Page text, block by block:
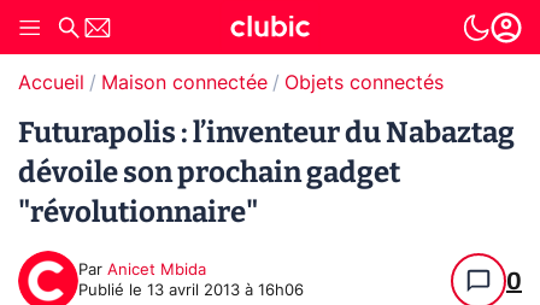
Accueil Maison connectée Objets connectés
Futurapolis : l’inventeur du Nabaztag
dévoile son prochain gadget
"révolutionnaire"
Par Anicet Mbida
Publié le 13 avril 2013 à 16h06 0